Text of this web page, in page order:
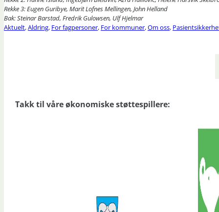
Rekke 3: Eugen Guribye, Marit Lofnes Mellingen, John Helland
Bak: Steinar Barstad, Fredrik Gulowsen, Ulf Hjelmar
Aktuelt,Aldring, For fagpersoner, For kommuner,Om oss,
Takk til våre økonomiske støttespillere: